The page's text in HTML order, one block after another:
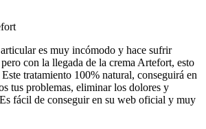
es muy incómodo y hace sufrir
con la llegada de la crema Artefort, esto
tratamiento 100% natural, conseguirá en
tus problemas, eliminar los dolores y
fácil de conseguir en su web oficial y muy